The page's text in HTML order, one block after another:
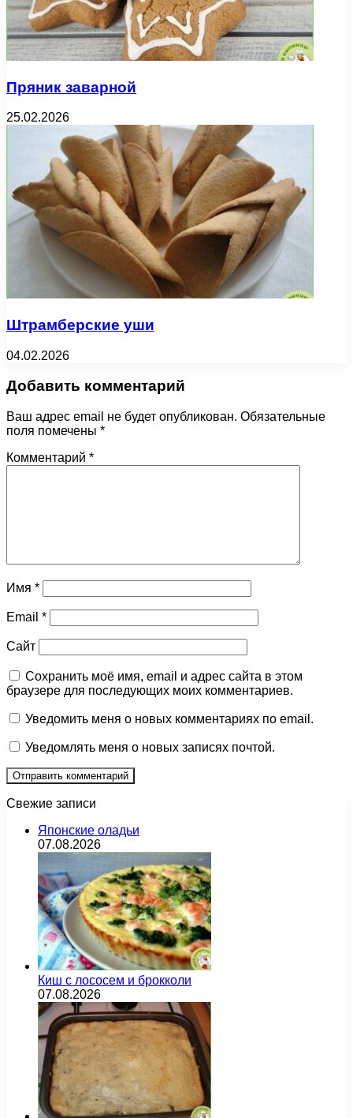
Пряник заварной
25.02.2026
Штрамберские уши
04.02.2026
Добавить комментарий
Ваш адрес email не будет опубликован. Обязательные
поля помечены *
Комментарий *
Имя *
Email *
Сайт
Сохранить моё имя, email и адрес сайта в этом
браузере для последующих моих комментариев.
Уведомить меня о новых комментариях по email.
Уведомлять меня о новых записях почтой.
Свежие записи
Японские оладьи
07.08.2026
Киш с лососем и брокколи
07.08.2026